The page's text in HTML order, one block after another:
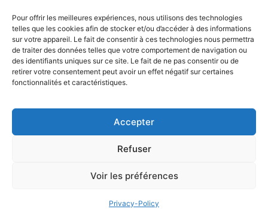
Pour offrir les meilleures expériences, nous utilisons des technologies
telles que les cookies afin de stocker et/ou d’accéder à des informations
sur votre appareil. Le fait de consentir à ces technologies nous permettra
de traiter des données telles que votre comportement de navigation ou
des identifiants uniques sur ce site. Le fait de ne pas consentir ou de
retirer votre consentement peut avoir un effet négatif sur certaines
fonctionnalités et caractéristiques.
Accepter
Refuser
Voir les préférences
Privacy-Policy
021 311 78 61
sos.tapis@hotmail.com
Demande de devis gratuit
BricolExpert
All Rights Reserved for SOS TAPIS.
Appeler